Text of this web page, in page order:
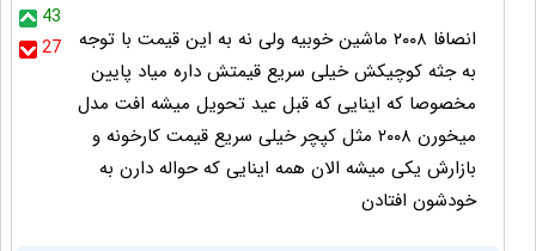
43
27
انصافا ۲۰۰۸ ماشین خوبیه ولی نه به این قیمت با توجه
به جثه کوچیکش خیلی سریع قیمتش داره میاد پایین
مخصوصا که اینایی که قبل عید تحویل میشه افت مدل
میخورن ۲۰۰۸ مثل کپچر خیلی سریع قیمت کارخونه و
بازارش یکی میشه الان همه اینایی که حواله دارن به
خودشون افتادن